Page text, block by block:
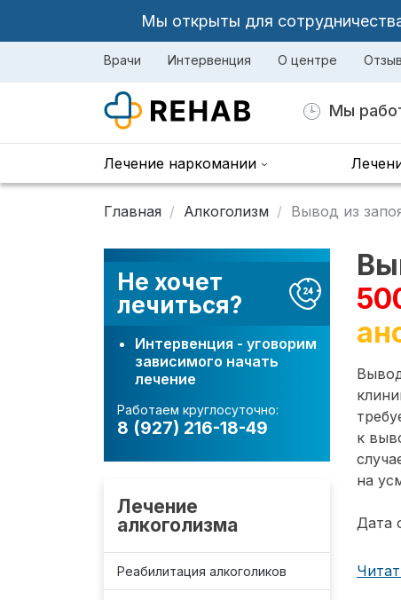
Мы открыты для
Врачи Интервенция О центре
Мы
Лечение наркомании
Главная Алкоголизм Вывод из
Не хочет
лечиться?
Интервенция - уговорим
зависимого начать
лечение
Работаем круглосуточно:
8 (927) 216-18-49
Лечение
алкоголизма
Реабилитация алкоголиков
к
на
Дата